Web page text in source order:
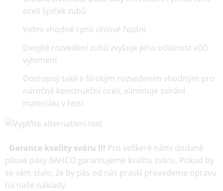
oceli špiček zubů
Velmi vhodné i pro úhlové řezání
Dvojité rozvedení zubů zvyšuje jeho odolnost vůči
vylomení
Dostupný také s širokým rozvedením vhodným pro
náročné konstrukční oceli, eliminuje svírání
materiálu v řezu
Garance kvality sváru !!! Pro veškeré námi dodané
pilové pásy BAHCO garantujeme kvalitu sváru. Pokud by
se vám stalo, že by pás od nás praskl provedeme opravu
na naše náklady.